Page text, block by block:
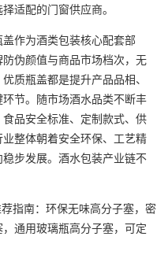
适配的门窗供应商。
作为酒类包装核心配套部
伪颜值与商品市场档次，无
质瓶盖都是提升产品品相、
节。随市场酒水品类不断丰
品安全标准、定制款式、供
整体朝着安全环保、工艺精
步发展。酒水包装产业链不
南：环保无味高分子塞，密
通用玻璃瓶高分子塞，可定